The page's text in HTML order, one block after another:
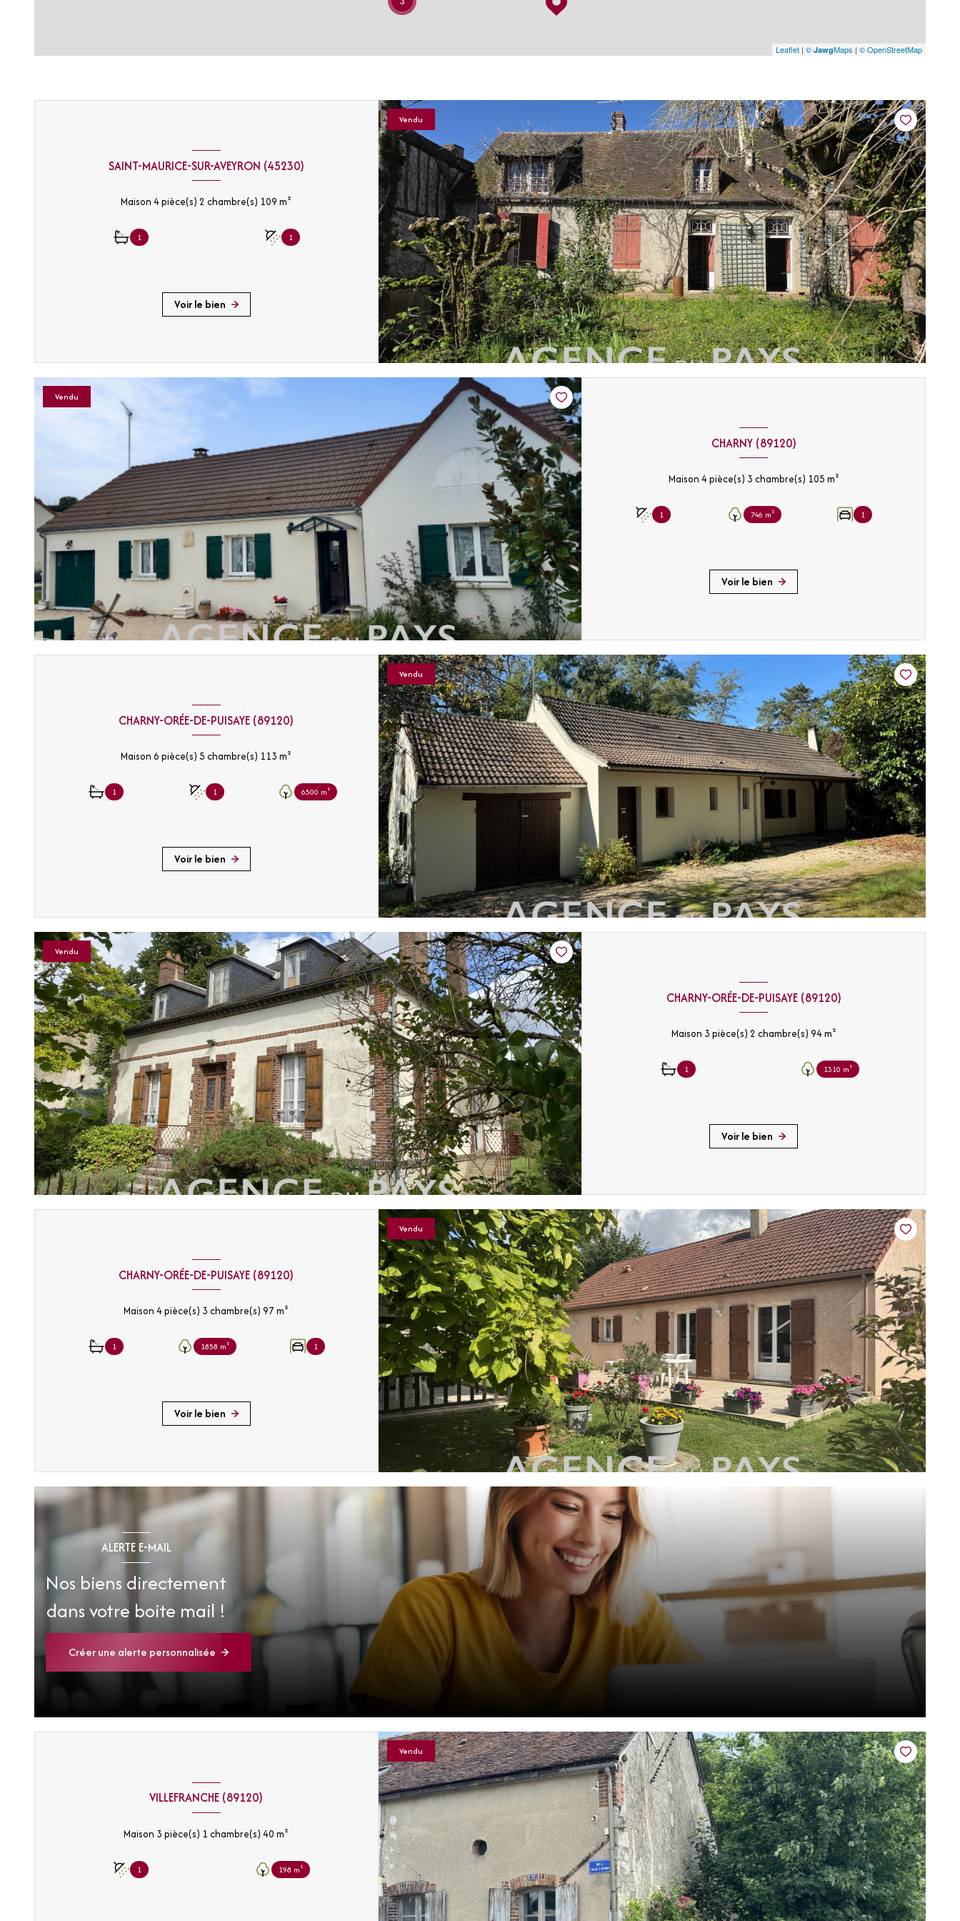
Leaflet | © JawgMaps | © OpenStreetMap
Vendu
SAINT-MAURICE-SUR-AVEYRON (45230)
Maison 4 pièce(s) 2 chambre(s) 109 m²
1 1
Voir le bien
Vendu
CHARNY (89120)
Maison 4 pièce(s) 3 chambre(s) 105 m²
1 746 m² 1
Voir le bien
Vendu
CHARNY-ORÉE-DE-PUISAYE (89120)
Maison 6 pièce(s) 5 chambre(s) 113 m²
1 1 6500 m²
Voir le bien
Vendu
CHARNY-ORÉE-DE-PUISAYE (89120)
Maison 3 pièce(s) 2 chambre(s) 94 m²
1 1310 m²
Voir le bien
Vendu
CHARNY-ORÉE-DE-PUISAYE (89120)
Maison 4 pièce(s) 3 chambre(s) 97 m²
1 1858 m² 1
Voir le bien
ALERTE E-MAIL
Nos biens directement
dans votre boite mail !
Créer une alerte personnalisée
Vendu
VILLEFRANCHE (89120)
Maison 3 pièce(s) 1 chambre(s) 40 m²
1 198 m²